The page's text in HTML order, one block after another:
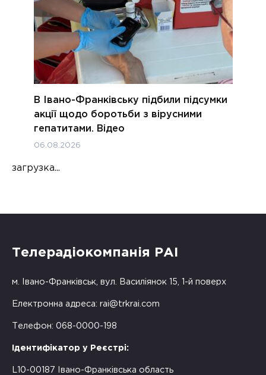
В Івано-Франківську підбили підсумки
акції щодо боротьби з вірусними
гепатитами. Відео
06.08.2026
загрузка...
Телерадіокомпанія РАІ
м. Івано-Франківськ, вул. Василіянок 15, 1-й поверх
Електронна адреса: rai@trkrai.com
Телефон: 068-0000-198
Ідентифікатор у Реєстрі:
L10-00187 Івано-Франківська область